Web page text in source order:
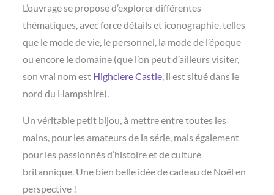
L’ouvrage se propose d’explorer différentes
thématiques, avec force détails et iconographie, telles
que le mode de vie, le personnel, la mode de l’époque
ou encore le domaine (que l’on peut d’ailleurs visiter,
son vrai nom est Highclere Castle‎‎, il est situé dans le
nord du Hampshire).
Un véritable petit bijou, à mettre entre toutes les
mains, pour les amateurs de la série, mais également
pour les passionnés d’histoire et de culture
britannique. Une bien belle idée de cadeau de Noël en
perspective !